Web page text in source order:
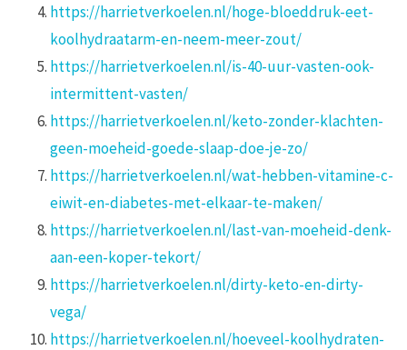
https://harrietverkoelen.nl/hoge-bloeddruk-eet-
koolhydraatarm-en-neem-meer-zout/
https://harrietverkoelen.nl/is-40-uur-vasten-ook-
intermittent-vasten/
https://harrietverkoelen.nl/keto-zonder-klachten-
geen-moeheid-goede-slaap-doe-je-zo/
https://harrietverkoelen.nl/wat-hebben-vitamine-c-
eiwit-en-diabetes-met-elkaar-te-maken/
https://harrietverkoelen.nl/last-van-moeheid-denk-
aan-een-koper-tekort/
https://harrietverkoelen.nl/dirty-keto-en-dirty-
vega/
https://harrietverkoelen.nl/hoeveel-koolhydraten-